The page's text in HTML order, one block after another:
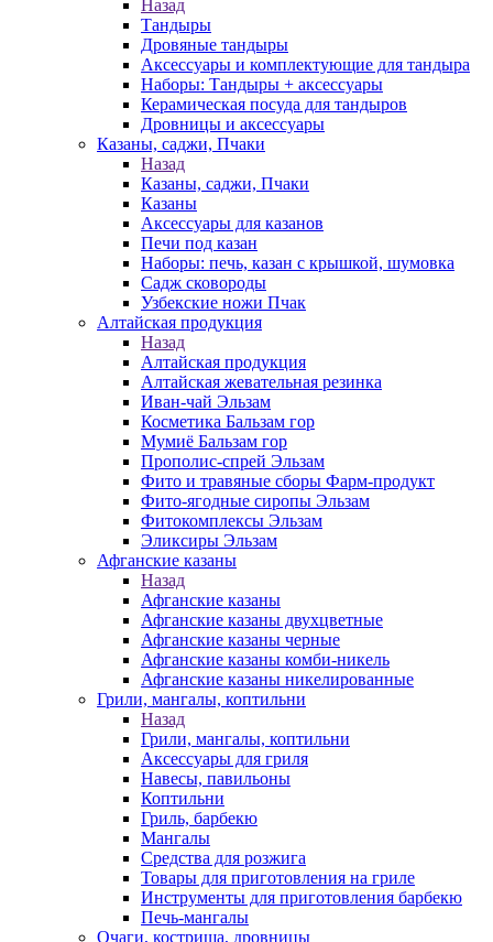
Назад
Тандыры
Дровяные тандыры
Аксессуары и комплектующие для тандыра
Наборы: Тандыры + аксессуары
Керамическая посуда для тандыров
Дровницы и аксессуары
Казаны, саджи, Пчаки
Назад
Казаны, саджи, Пчаки
Казаны
Аксессуары для казанов
Печи под казан
Наборы: печь, казан с крышкой, шумовка
Садж сковороды
Узбекские ножи Пчак
Алтайская продукция
Назад
Алтайская продукция
Алтайская жевательная резинка
Иван-чай Эльзам
Косметика Бальзам гор
Мумиё Бальзам гор
Прополис-спрей Эльзам
Фито и травяные сборы Фарм-продукт
Фито-ягодные сиропы Эльзам
Фитокомплексы Эльзам
Эликсиры Эльзам
Афганские казаны
Назад
Афганские казаны
Афганские казаны двухцветные
Афганские казаны черные
Афганские казаны комби-никель
Афганские казаны никелированные
Грили, мангалы, коптильни
Назад
Грили, мангалы, коптильни
Аксессуары для гриля
Навесы, павильоны
Коптильни
Гриль, барбекю
Мангалы
Средства для розжига
Товары для приготовления на гриле
Инструменты для приготовления барбекю
Печь-мангалы
Очаги, кострища, дровницы